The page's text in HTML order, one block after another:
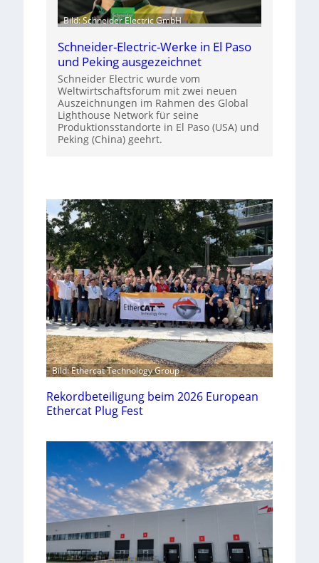
Bild: Schneider Electric GmbH
Schneider-Electric-Werke in El Paso
und Peking ausgezeichnet
Schneider Electric wurde vom
Weltwirtschaftsforum mit zwei neuen
Auszeichnungen im Rahmen des Global
Lighthouse Network für seine
Produktionsstandorte in El Paso (USA) und
Peking (China) geehrt.
Bild: Ethercat Technology Group
Rekordbeteiligung beim 2026 European
Ethercat Plug Fest